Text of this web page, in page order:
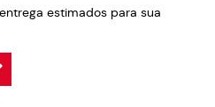
estimados para sua